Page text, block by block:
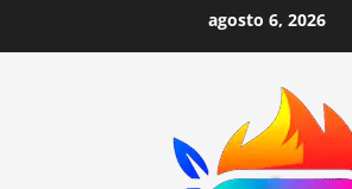
to
agosto 6, 2026